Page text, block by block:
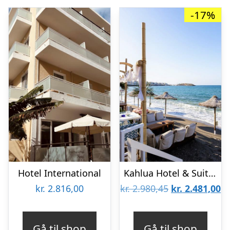
Hotel International
kr. 2.816,00
-17%
Kahlua Hotel & Suites
kr.2.980,45 Den
kr. 2.481,00